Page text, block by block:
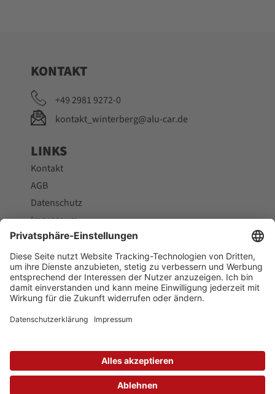
KONTAKT
+49 2981 9272-0
kontakt_winterberg@alu-car.de
LINKS
Kontakt
AGB
Datenschutz
Impressum
Cookies
SOCIAL
© 2026 csi Gruppe